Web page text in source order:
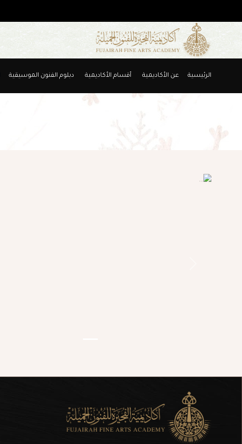
الرئيسية عن الأكاديمية أقسام الأكاديمية دبلوم الفنون الموسيقية